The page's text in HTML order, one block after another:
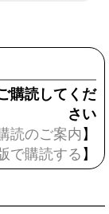
購読してくだ
さい
読のご案内 】
で購読する 】